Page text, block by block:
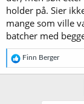
også, for å sjekke
opprinnelige.
Om to produsenter
gå ut fra at de
denne gjæren her
prestisjefylte
kommersielt.
over den
holder på. Sier
mange som ville
batcher med
R
e
a
Finn Berger